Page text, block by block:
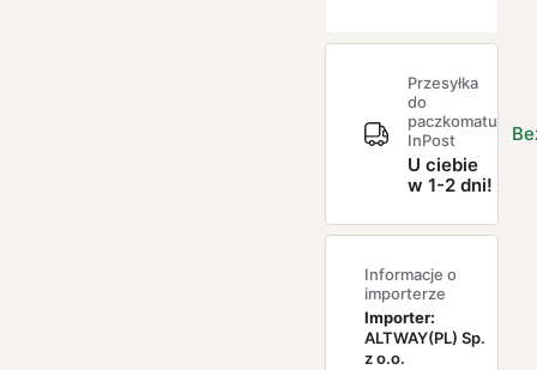
Przesyłka
do
paczkomatu
InPost
U ciebie
w 1-2 dni!
Informacje o
importerze
Importer:
ALTWAY(PL) Sp.
z o.o.